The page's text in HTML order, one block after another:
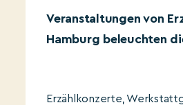
Veranstaltungen von
Hamburg beleuchten
Erzählkonzerte,